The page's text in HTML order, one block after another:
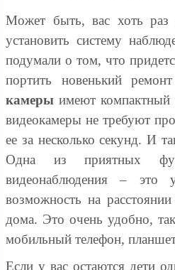
Может быть, вас хоть
установить систему
подумали о том, что
портить новенький
камеры имеют компактный
видеокамеры не требуют
ее за несколько секунд. И
Одна из приятных
видеонаблюдения – это
возможность на
дома. Это очень удобно,
мобильный телефон,
Если у вас остаются дети